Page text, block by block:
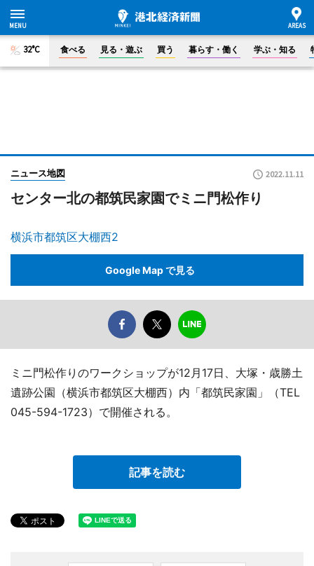
32°C 食べる 見る・遊ぶ 買う 暮らす・働く 学ぶ・知る
ニュース地図 2022.11.11
センター北の都筑民家園でミニ門松作り
横浜市都筑区大棚西2
Google Map で見る
ミニ門松作りのワークショップが12月17日、大塚・歳勝土
遺跡公園（横浜市都筑区大棚西）内「都筑民家園」（TEL
045-594-1723）で開催される。
記事を読む